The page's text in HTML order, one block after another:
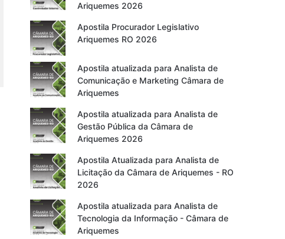
Ariquemes 2026
Apostila Procurador Legislativo
Ariquemes RO 2026
Apostila atualizada para Analista de
Comunicação e Marketing Câmara de
Ariquemes
Apostila atualizada para Analista de
Gestão Pública da Câmara de
Ariquemes 2026
Apostila Atualizada para Analista de
Licitação da Câmara de Ariquemes - RO
2026
Apostila atualizada para Analista de
Tecnologia da Informação - Câmara de
Ariquemes